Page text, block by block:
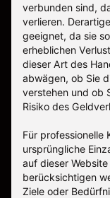
verbunden sind,
verlieren.
geeignet, da sie
erheblichen
dieser Art des
abwägen, ob Sie
verstehen und ob
Risiko des
Für professionelle
ursprüngliche
auf dieser
berücksichtigen
Ziele oder